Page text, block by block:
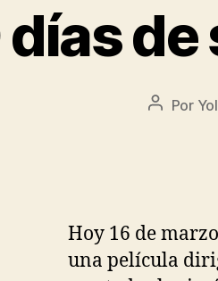
Por
Hoy 16 de
una película